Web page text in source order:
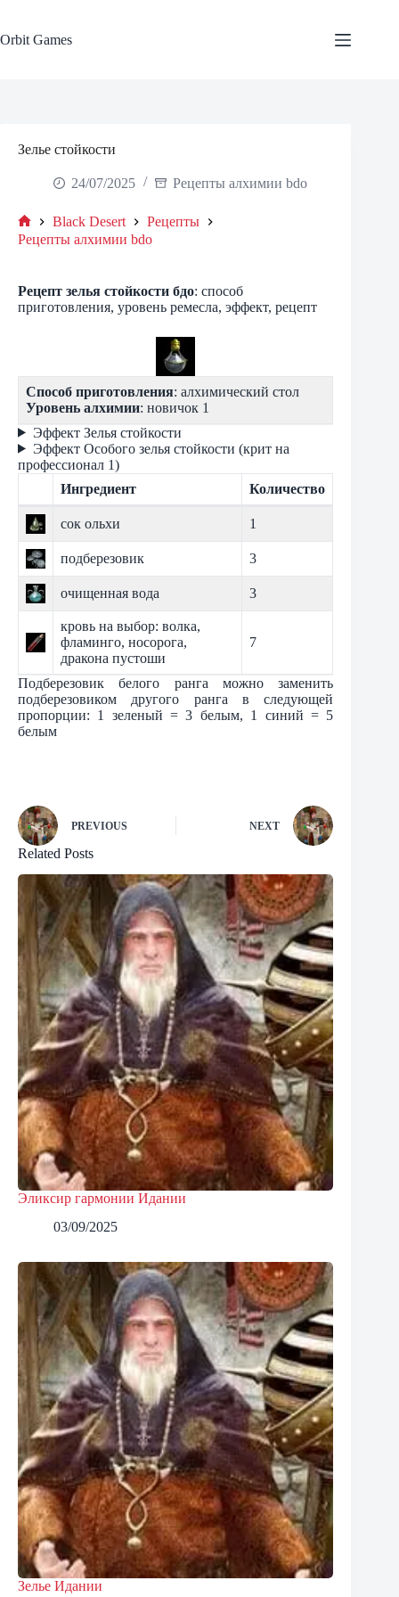
content
Orbit Games
Зелье стойкости
24/07/2025 Рецепты алхимии bdo
Home
Black Desert
Рецепты
Рецепты алхимии bdo
Рецепт зелья стойкости бдо: способ
приготовления, уровень ремесла, эффект, рецепт
Способ приготовления: алхимический стол
Уровень алхимии: новичок 1
Эффект Зелья стойкости
Эффект Особого зелья стойкости (крит на
профессионал 1)
Ингредиент
Количество
сок ольхи 1
подберезовик 3
очищенная вода 3
кровь на выбор: волка,
фламинго, носорога,
дракона пустоши
7
Подберезовик белого ранга можно заменить
подберезовиком другого ранга в следующей
пропорции: 1 зеленый = 3 белым, 1 синий = 5
белым
PREVIOUS NEXT
Related Posts
Эликсир гармонии Идании
03/09/2025
Зелье Идании